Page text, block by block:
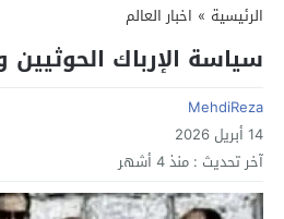
الرئيسية » اخبار العالم
سياسة الإرباك الحوثيين
MehdiReza
14 أبريل 2026
آخر تحديث : منذ 4 أشهر